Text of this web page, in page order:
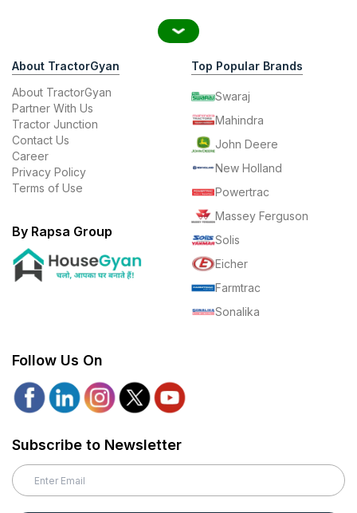
About TractorGyan
About TractorGyan
Partner With Us
Tractor Junction
Contact Us
Career
Privacy Policy
Terms of Use
By Rapsa Group
Top Popular Brands
Swaraj
Mahindra
John Deere
New Holland
Powertrac
Massey Ferguson
Solis
Eicher
Farmtrac
Sonalika
Follow Us On
Subscribe to Newsletter